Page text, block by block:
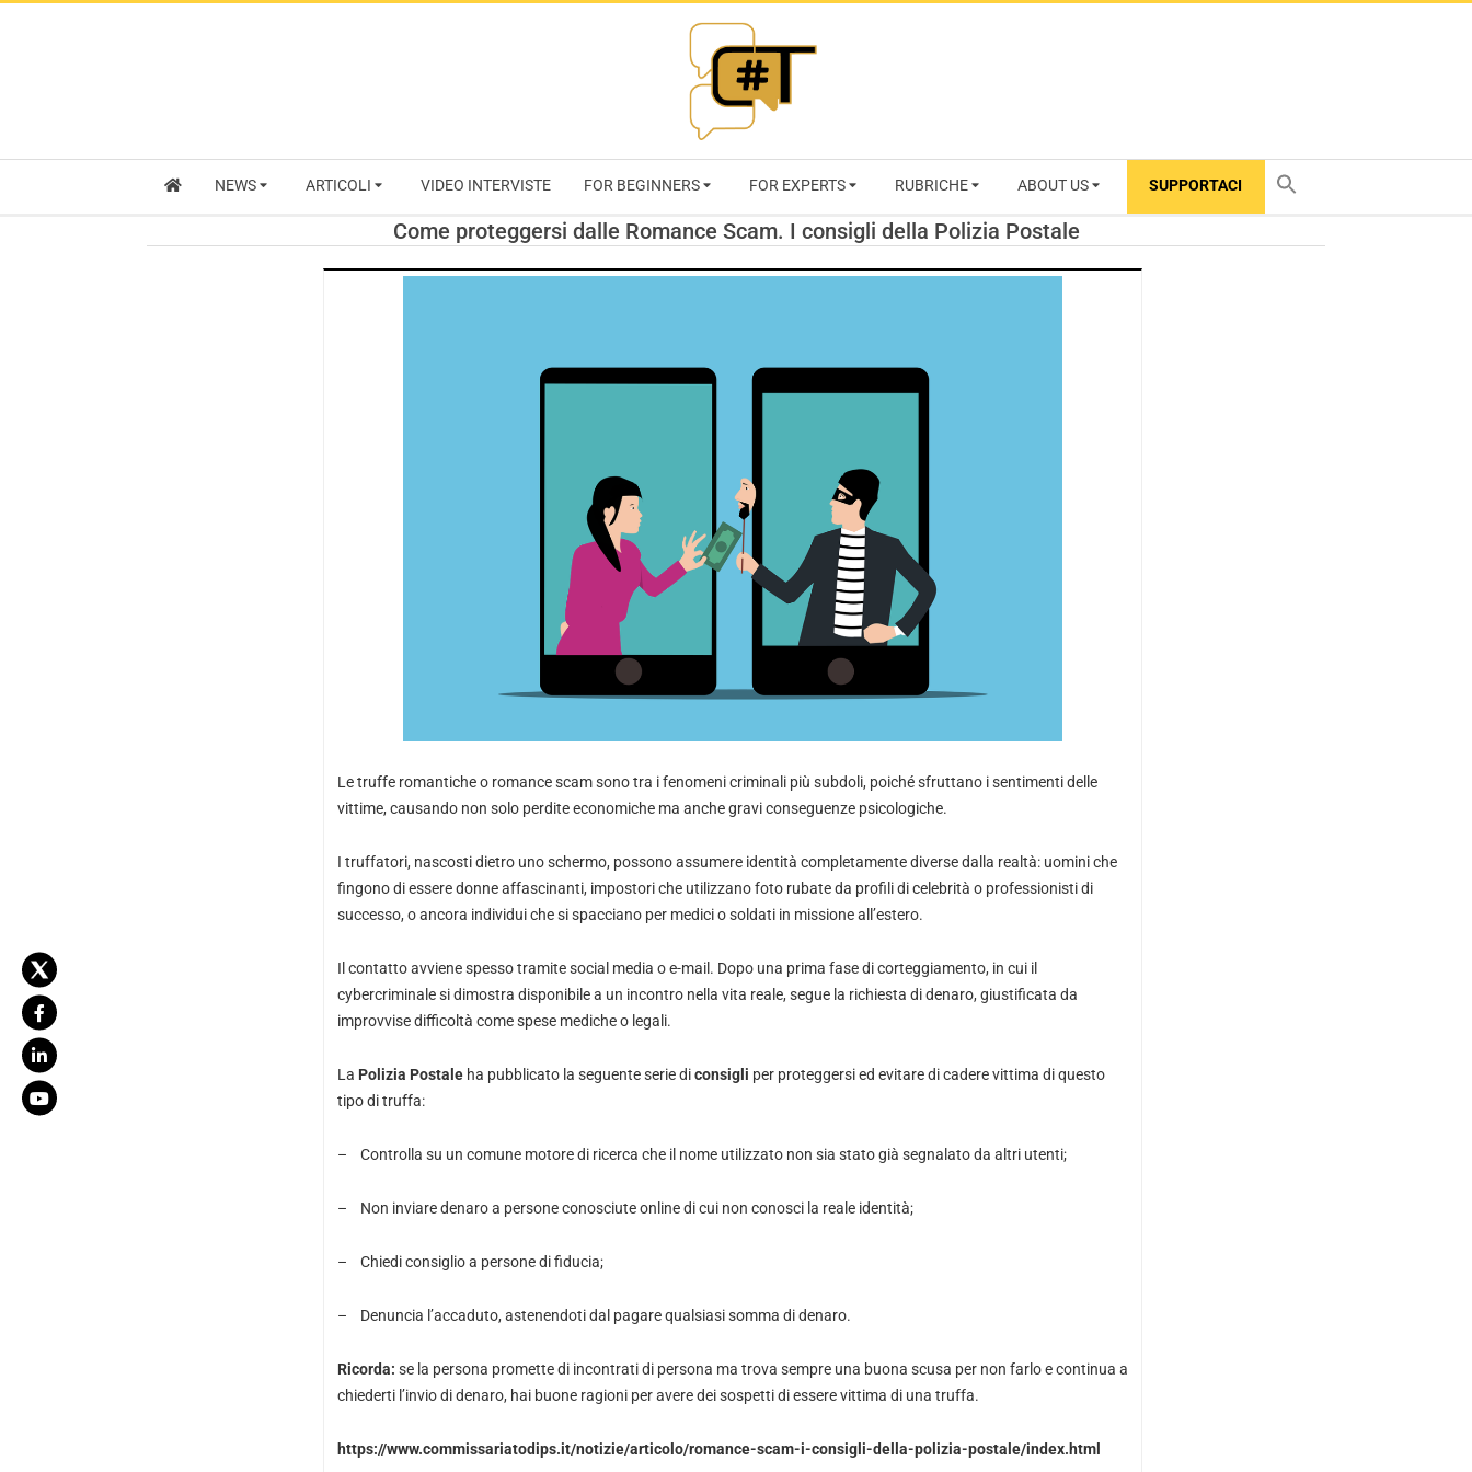
RIVISTA
CYBERSECURITY
NEWS ARTICOLI VIDEO INTERVISTE FOR BEGINNERS FOR EXPERTS RUBRICHE ABOUT US SUPPORTACI
Come proteggersi dalle Romance Scam. I consigli della Polizia Postale
Le truffe romantiche o romance scam sono tra i fenomeni criminali più subdoli, poiché sfruttano i sentimenti delle
vittime, causando non solo perdite economiche ma anche gravi conseguenze psicologiche.
I truffatori, nascosti dietro uno schermo, possono assumere identità completamente diverse dalla realtà: uomini che
fingono di essere donne affascinanti, impostori che utilizzano foto rubate da profili di celebrità o professionisti di
successo, o ancora individui che si spacciano per medici o soldati in missione all’estero.
Il contatto avviene spesso tramite social media o e-mail. Dopo una prima fase di corteggiamento, in cui il
cybercriminale si dimostra disponibile a un incontro nella vita reale, segue la richiesta di denaro, giustificata da
improvvise difficoltà come spese mediche o legali.
La Polizia Postaleha pubblicato la seguente serie diconsigli per proteggersi ed evitare di cadere vittima di questo
tipo di truffa:
– Controlla su un comune motore di ricerca che il nome utilizzato non sia stato già segnalato da altri utenti;
– Non inviare denaro a persone conosciute online di cui non conosci la reale identità;
– Chiedi consiglio a persone di fiducia;
– Denuncia l’accaduto, astenendoti dal pagare qualsiasi somma di denaro.
Ricorda: se la persona promette di incontrati di persona ma trova sempre una buona scusa per non farlo e continua a
chiederti l’invio di denaro, hai buone ragioni per avere dei sospetti di essere vittima di una truffa.
https://www.commissariatodips.it/notizie/articolo/romance-scam-i-consigli-della-polizia-postale/index.html